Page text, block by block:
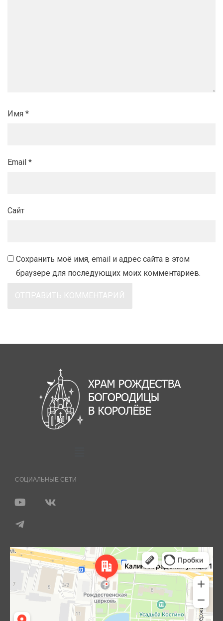
Имя *
Email *
Сайт
Сохранить моё имя, email и адрес сайта в этом
браузере для последующих моих комментариев.
СОЦИАЛЬНЫЕ СЕТИ
Королёв
Яндекс Карты — транспорт, навигация, поиск мест